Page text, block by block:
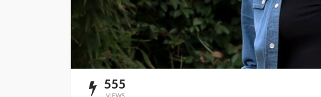
555
VIEWS